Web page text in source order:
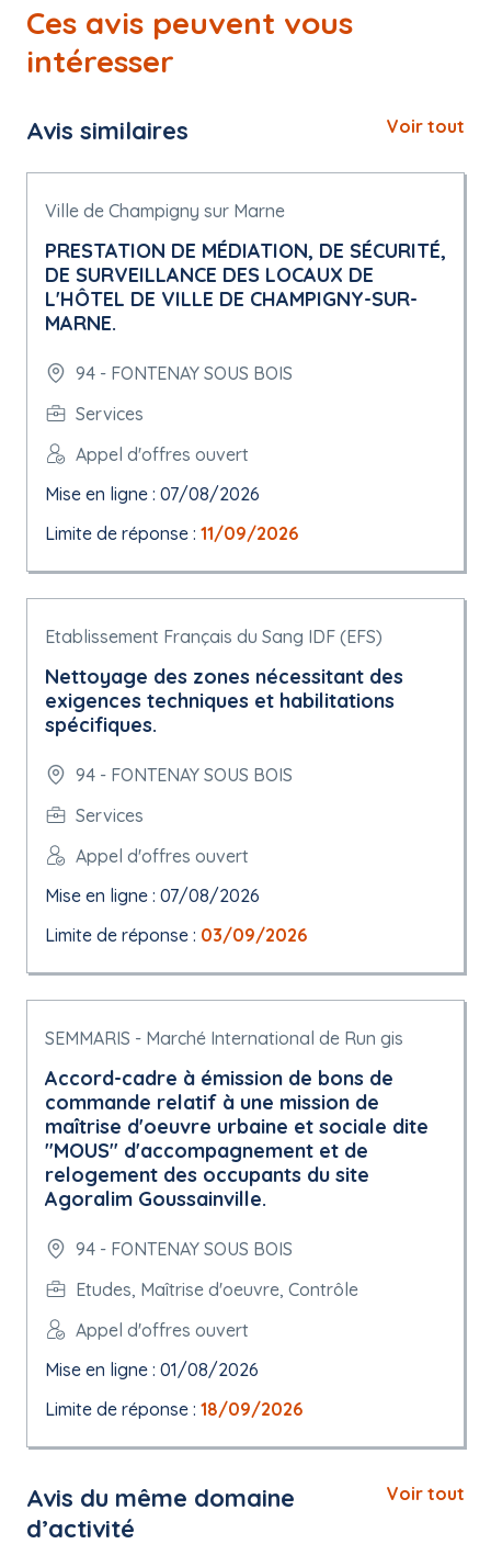
Ces avis peuvent vous
intéresser
Avis similaires Voir tout
Ville de Champigny sur Marne
PRESTATION DE MÉDIATION, DE SÉCURITÉ,
DE SURVEILLANCE DES LOCAUX DE
L'HÔTEL DE VILLE DE CHAMPIGNY-SUR-
MARNE.
94 - FONTENAY SOUS BOIS
Services
Appel d'offres ouvert
Mise en ligne : 07/08/2026
Limite de réponse : 11/09/2026
Etablissement Français du Sang IDF (EFS)
Nettoyage des zones nécessitant des
exigences techniques et habilitations
spécifiques.
94 - FONTENAY SOUS BOIS
Services
Appel d'offres ouvert
Mise en ligne : 07/08/2026
Limite de réponse : 03/09/2026
SEMMARIS - Marché International de Run gis
Accord-cadre à émission de bons de
commande relatif à une mission de
maîtrise d'oeuvre urbaine et sociale dite
"MOUS" d'accompagnement et de
relogement des occupants du site
Agoralim Goussainville.
94 - FONTENAY SOUS BOIS
Etudes, Maîtrise d'oeuvre, Contrôle
Appel d'offres ouvert
Mise en ligne : 01/08/2026
Limite de réponse : 18/09/2026
Avis du même domaine
d’activité
Voir tout